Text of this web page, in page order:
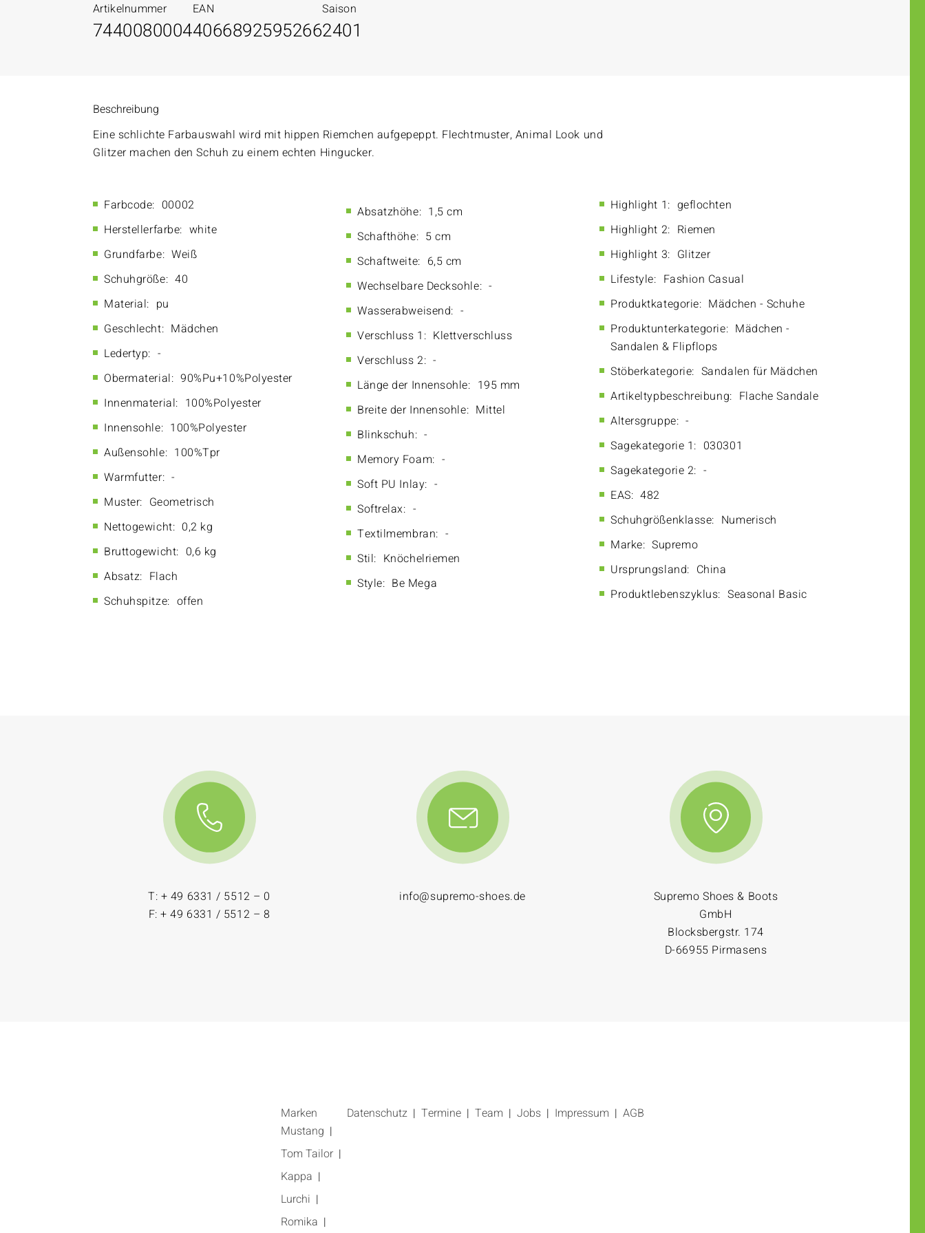
Artikelnummer
7440080004
EAN
4066892595266
Saison
2401
Beschreibung
Eine schlichte Farbauswahl wird mit hippen Riemchen aufgepeppt. Flechtmuster, Animal Look und
Glitzer machen den Schuh zu einem echten Hingucker.
Farbcode: 00002
Herstellerfarbe: white
Grundfarbe: Weiß
Schuhgröße: 40
Material: pu
Geschlecht: Mädchen
Ledertyp: -
Obermaterial: 90%Pu+10%Polyester
Innenmaterial: 100%Polyester
Innensohle: 100%Polyester
Außensohle: 100%Tpr
Warmfutter: -
Muster: Geometrisch
Nettogewicht: 0,2 kg
Bruttogewicht: 0,6 kg
Absatz: Flach
Schuhspitze: offen
Absatzhöhe: 1,5 cm
Schafthöhe: 5 cm
Schaftweite: 6,5 cm
Wechselbare Decksohle: -
Wasserabweisend: -
Verschluss 1: Klettverschluss
Verschluss 2: -
Länge der Innensohle: 195 mm
Breite der Innensohle: Mittel
Blinkschuh: -
Memory Foam: -
Soft PU Inlay: -
Softrelax: -
Textilmembran: -
Stil: Knöchelriemen
Style: Be Mega
Highlight 1: geflochten
Highlight 2: Riemen
Highlight 3: Glitzer
Lifestyle: Fashion Casual
Produktkategorie: Mädchen - Schuhe
Produktunterkategorie: Mädchen -
Sandalen & Flipflops
Stöberkategorie: Sandalen für Mädchen
Artikeltypbeschreibung: Flache Sandale
Altersgruppe: -
Sagekategorie 1: 030301
Sagekategorie 2: -
EAS: 482
Schuhgrößenklasse: Numerisch
Marke: Supremo
Ursprungsland: China
Produktlebenszyklus: Seasonal Basic
T: + 49 6331 / 5512 – 0
F: + 49 6331 / 5512 – 8
info@supremo-shoes.de
Supremo Shoes & Boots
GmbH
Blocksbergstr. 174
D-66955 Pirmasens
Marken
Mustang
Tom Tailor
Kappa
Lurchi
Romika
Datenschutz Termine Team Jobs Impressum AGB